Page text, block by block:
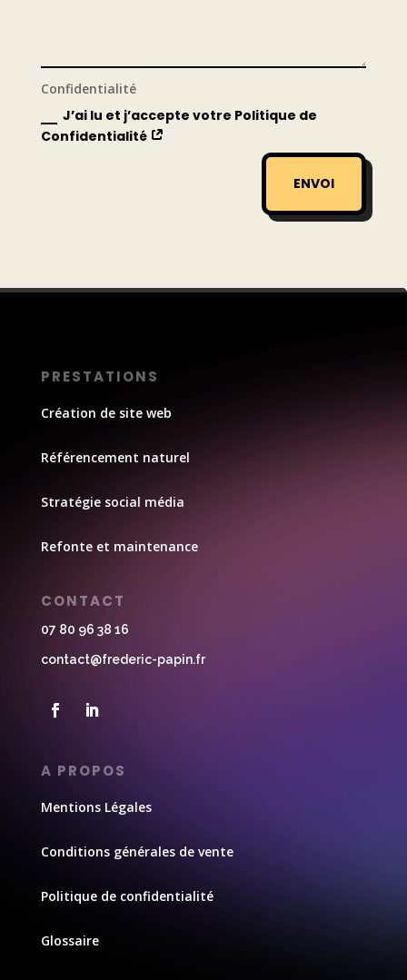
Confidentialité
J’ai lu et j’accepte votre Politique de
Confidentialité
ENVOI
PRESTATIONS
Création de site web
Référencement naturel
Stratégie social média
Refonte et maintenance
CONTACT
07 80 96 38 16
contact@frederic-papin.fr
A PROPOS
Mentions Légales
Conditions générales de vente
Politique de confidentialité
Glossaire